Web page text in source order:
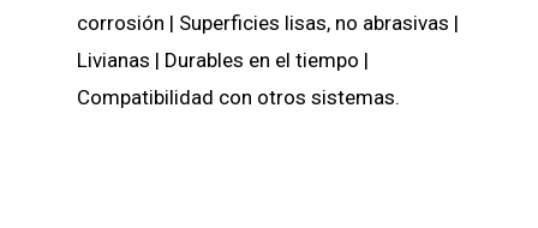
corrosión | Superficies lisas, no abrasivas |
Livianas | Durables en el tiempo |
Compatibilidad con otros sistemas.